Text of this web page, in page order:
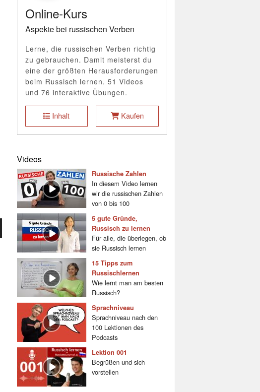
Online-Kurs
Aspekte bei russischen Verben
Lerne, die russischen Verben richtig
zu gebrauchen. Damit meisterst du
eine der größten Herausforderungen
beim Russisch lernen. 51 Videos
und 76 interaktive Übungen.
Inhalt Kaufen
Videos
Russische Zahlen
In diesem Video lernen
wir die russischen Zahlen
von 0 bis 100
5 gute Gründe,
Russisch zu lernen
Für alle, die überlegen, ob
sie Russisch lernen
15 Tipps zum
Russischlernen
Wie lernt man am besten
Russisch?
Sprachniveau
Sprachniveau nach den
100 Lektionen des
Podcasts
Lektion 001
Begrüßen und sich
vorstellen